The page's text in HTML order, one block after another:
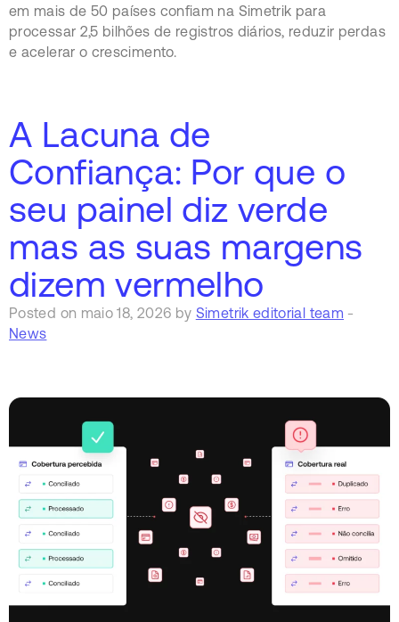
em mais de 50 países confiam na Simetrik para
processar 2,5 bilhões de registros diários, reduzir perdas
e acelerar o crescimento.
A Lacuna de
Confiança: Por que o
seu painel diz verde
mas as suas margens
dizem vermelho
Posted on maio 18, 2026 by Simetrik editorial team -
News